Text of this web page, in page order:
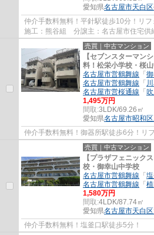
愛知県名古屋市天白区
仲介手数料無料！平針駅徒歩10分！リ
施工：熊谷組 分譲主：名古屋市住宅
ついた安心リフォーム物件です。
売買｜中古マンション
【セブンスターマン
料！松栄小学校・桜
名古屋市営鶴舞線 「
名古屋市営鶴舞線 「
名古屋市営桜通線 「
1,495万円
間取:3LDK/69.26㎡
愛知県名古屋市昭和区
仲介手数料無料！御器所駅徒歩6分！リ
売買｜中古マンション
【プラザフェニック
校・御幸山中学校
名古屋市営鶴舞線 「
名古屋市営鶴舞線 「
1,580万円
間取:4LDK/87.74㎡
愛知県名古屋市天白区
仲介手数料無料！塩釜口駅徒歩5分！